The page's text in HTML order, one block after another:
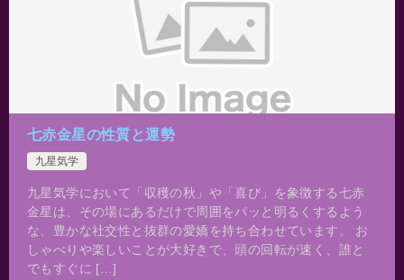
七赤金星の性質と運勢
九星気学
九星気学において「収穫の秋」や「喜び」を象徴する七赤
金星は、その場にあるだけで周囲をパッと明るくするよう
な、豊かな社交性と抜群の愛嬌を持ち合わせています。 お
しゃべりや楽しいことが大好きで、頭の回転が速く、誰と
でもすぐに […]